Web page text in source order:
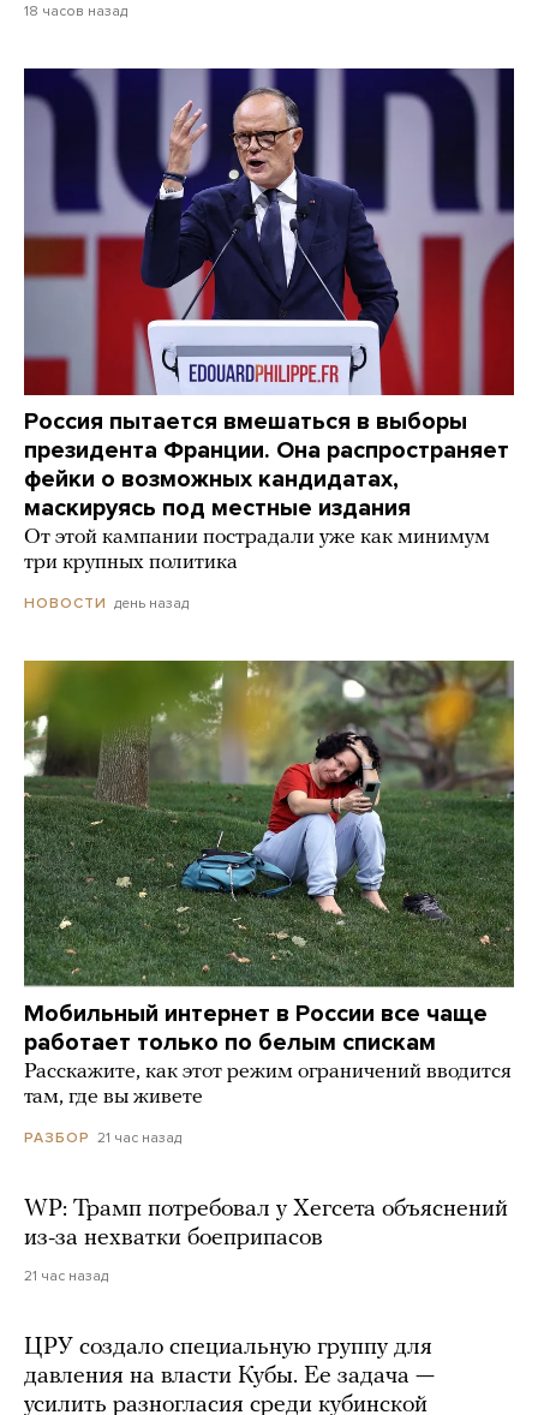
18 часов назад
Россия пытается вмешаться в выборы
президента Франции. Она распространяет
фейки о возможных кандидатах,
маскируясь под местные издания
От этой кампании пострадали уже как минимум
три крупных политика
НОВОСТИ день назад
Мобильный интернет в России все чаще
работает только по белым спискам
Расскажите, как этот режим ограничений вводится
там, где вы живете
РАЗБОР 21 час назад
WP: Трамп потребовал у Хегсета объяснений
из-за нехватки боеприпасов
21 час назад
ЦРУ создало специальную группу для
давления на власти Кубы. Ее задача —
усилить разногласия среди кубинской